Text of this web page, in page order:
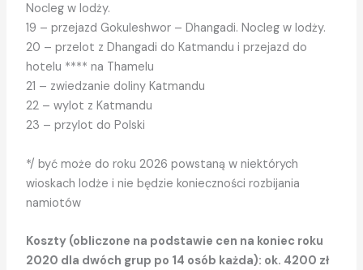
Nocleg w lodży.
19 – przejazd Gokuleshwor – Dhangadi. Nocleg w lodży.
20 – przelot z Dhangadi do Katmandu i przejazd do
hotelu **** na Thamelu
21 – zwiedzanie doliny Katmandu
22 – wylot z Katmandu
23 – przylot do Polski
*/ być może do roku 2026 powstaną w niektórych
wioskach lodże i nie będzie konieczności rozbijania
namiotów
Koszty (obliczone na podstawie cen na koniec roku
2020 dla dwóch grup po 14 osób każda): ok. 4200 zł